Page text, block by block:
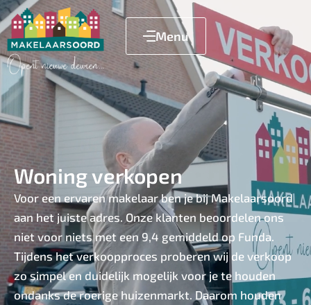
Menu
Woning verkopen
Voor een ervaren makelaar ben je bij Makelaarsoord
aan het juiste adres. Onze klanten beoordelen ons
niet voor niets met een 9,4 gemiddeld op Funda.
Tijdens het verkoopproces proberen wij de verkoop
zo simpel en duidelijk mogelijk voor je te houden
ondanks de roerige huizenmarkt. Daarom houden